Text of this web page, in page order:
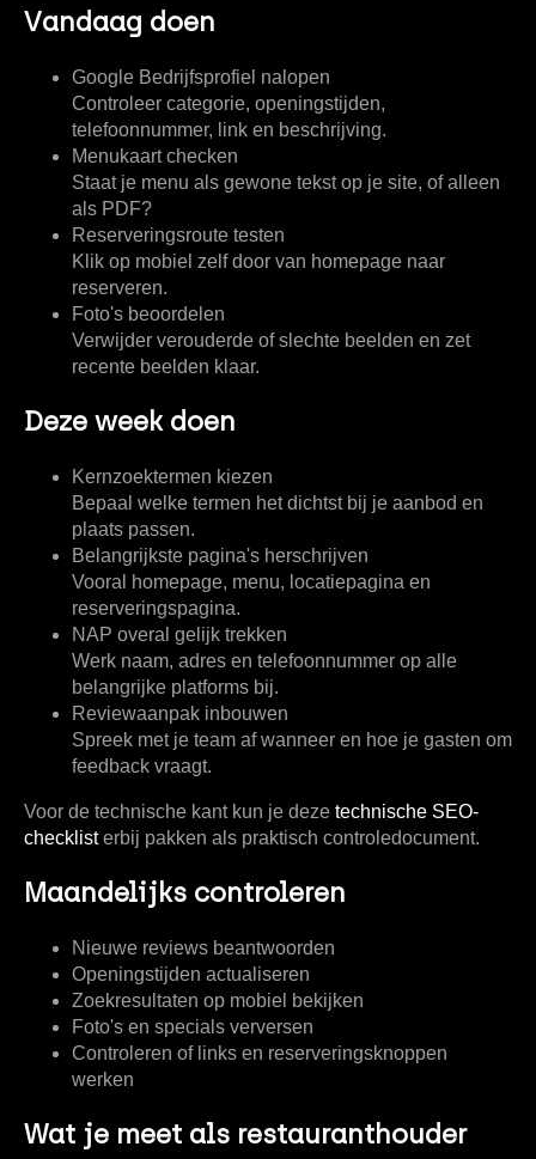
Vandaag doen
Google Bedrijfsprofiel nalopen
Controleer categorie, openingstijden,
telefoonnummer, link en beschrijving.
Menukaart checken
Staat je menu als gewone tekst op je site, of alleen
als PDF?
Reserveringsroute testen
Klik op mobiel zelf door van homepage naar
reserveren.
Foto's beoordelen
Verwijder verouderde of slechte beelden en zet
recente beelden klaar.
Deze week doen
Kernzoektermen kiezen
Bepaal welke termen het dichtst bij je aanbod en
plaats passen.
Belangrijkste pagina's herschrijven
Vooral homepage, menu, locatiepagina en
reserveringspagina.
NAP overal gelijk trekken
Werk naam, adres en telefoonnummer op alle
belangrijke platforms bij.
Reviewaanpak inbouwen
Spreek met je team af wanneer en hoe je gasten om
feedback vraagt.
Voor de technische kant kun je deze technische SEO-
checklisterbij pakken als praktisch controledocument.
Maandelijks controleren
Nieuwe reviews beantwoorden
Openingstijden actualiseren
Zoekresultaten op mobiel bekijken
Foto's en specials verversen
Controleren of links en reserveringsknoppen
werken
Wat je meet als restauranthouder